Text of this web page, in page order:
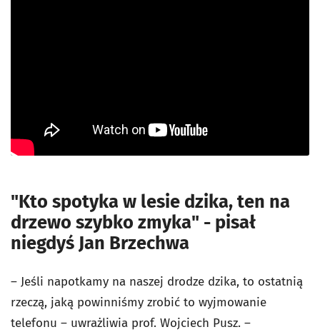
"Kto spotyka w lesie dzika, ten na
drzewo szybko zmyka" - pisał
niegdyś Jan Brzechwa
– Jeśli napotkamy na naszej drodze dzika, to ostatnią
rzeczą, jaką powinniśmy zrobić to wyjmowanie
telefonu – uwrażliwia prof. Wojciech Pusz. –